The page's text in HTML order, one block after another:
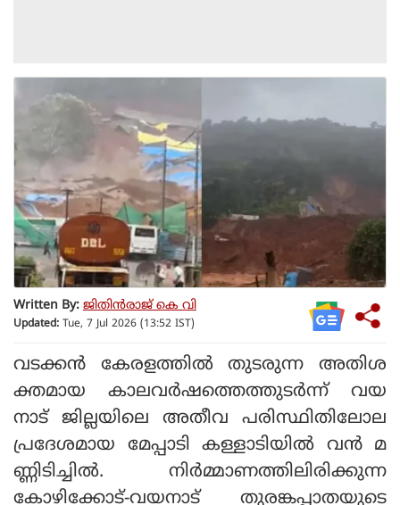
Written By: ജിതിൻരാജ് കെ വി
Updated: Tue, 7 Jul 2026 (13:52 IST)
വടക്കന്‍ കേരളത്തില്‍ തുടരുന്ന അതിശ
ക്തമായ കാലവര്‍ഷത്തെത്തുടര്‍ന്ന് വയ
നാട് ജില്ലയിലെ അതീവ പരിസ്ഥിതിലോല
പ്രദേശമായ മേപ്പാടി കള്ളാടിയില്‍ വന്‍ മ
ണ്ണിടിച്ചില്‍. നിര്‍മ്മാണത്തിലിരിക്കുന്ന
കോഴിക്കോട്-വയനാട് തുരങ്കപ്പാതയുടെ